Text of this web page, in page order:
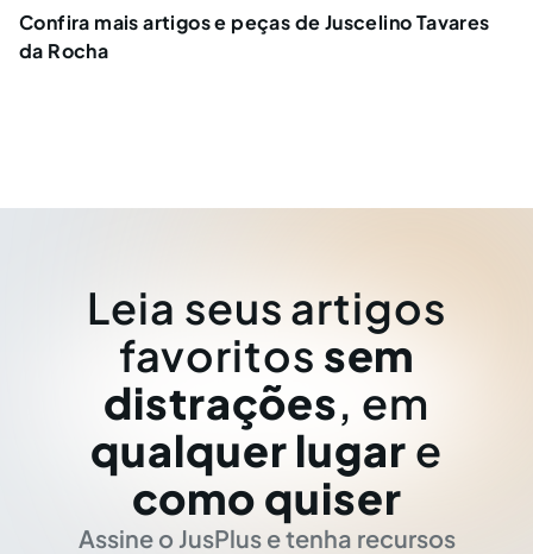
Confira mais artigos e peças de Juscelino Tavares
da Rocha
Leia seus artigos
favoritos sem
distrações, em
qualquer lugar e
como quiser
Assine o JusPlus e tenha recursos